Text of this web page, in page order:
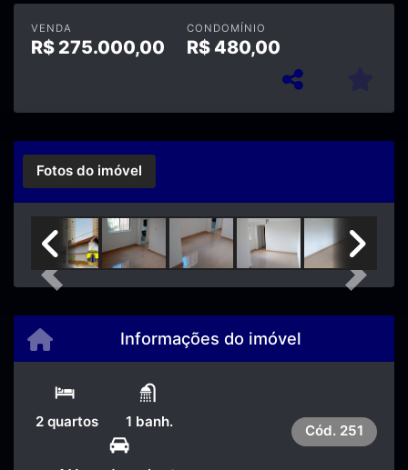
VENDA
R$ 275.000,00
CONDOMÍNIO
R$480,00
Fotos do imóvel
Previous Next
Informações do imóvel
2 quartos 1 banh.
Cód. 251